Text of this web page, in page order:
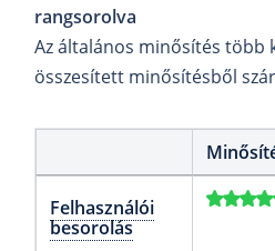
rangsorolva
Az általános minősítés több
összesített minősítésből
Felhasználói
besorolás